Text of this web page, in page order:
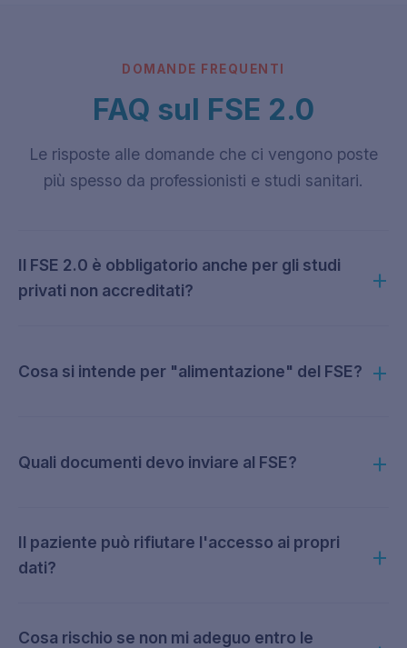
DOMANDE FREQUENTI
FAQ sul FSE 2.0
Le risposte alle domande che ci vengono poste
più spesso da professionisti e studi sanitari.
Il FSE 2.0 è obbligatorio anche per gli studi
privati non accreditati?
Cosa si intende per "alimentazione" del FSE?
Quali documenti devo inviare al FSE?
Il paziente può rifiutare l'accesso ai propri
dati?
Cosa rischio se non mi adeguo entro le